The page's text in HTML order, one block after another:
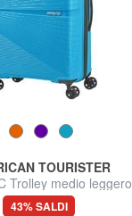
TOURISTER
Trolley medio leggero
43% SALDI